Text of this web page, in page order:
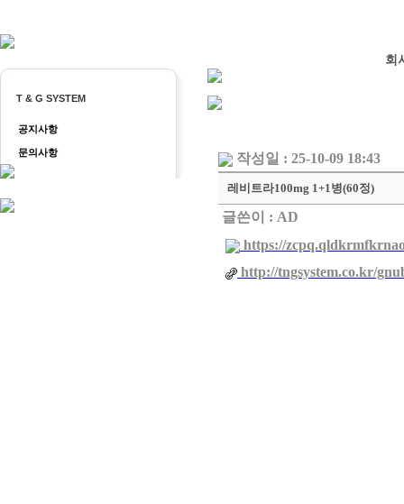
회
T & G SYSTEM
공지사항
문의사항 작성일 : 25-10-09 18:43
레비트라100mg 1+1병(60정)
글쓴이 : AD
https://
http://tngsystem.co.kr/